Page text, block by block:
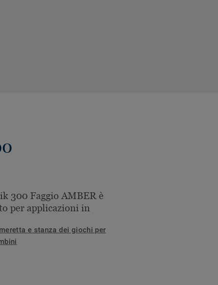
300 Faggio AMBER è
per applicazioni in
e stanza dei giochi per